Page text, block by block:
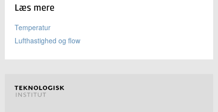
Læs mere
Temperatur
Lufthastighed og flow